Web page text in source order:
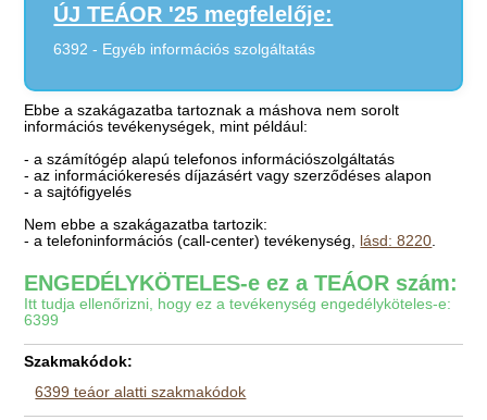
ÚJ TEÁOR '25 megfelelője:
6392 - Egyéb információs szolgáltatás
Ebbe a szakágazatba tartoznak a máshova nem sorolt
információs tevékenységek, mint például:
- a számítógép alapú telefonos információszolgáltatás
- az információkeresés díjazásért vagy szerződéses alapon
- a sajtófigyelés
Nem ebbe a szakágazatba tartozik:
- a telefoninformációs (call-center) tevékenység, lásd: 8220
ENGEDÉLYKÖTELES-e ez a TEÁOR szám:
Itt tudja ellenőrizni, hogy ez a tevékenység engedélyköteles-e:
6399
Szakmakódok:
6399 teáor alatti szakmakódok